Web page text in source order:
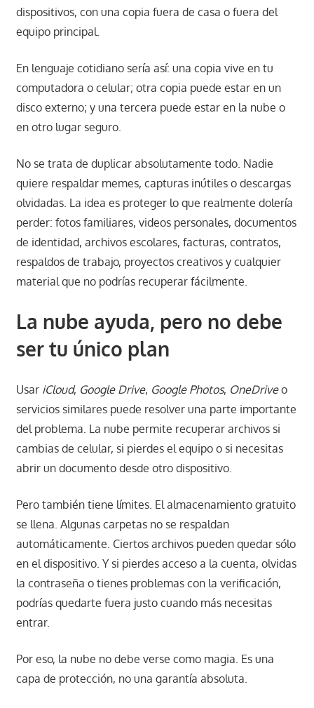
dispositivos, con una copia fuera de casa o fuera del
equipo principal.
En lenguaje cotidiano sería así: una copia vive en tu
computadora o celular; otra copia puede estar en un
disco externo; y una tercera puede estar en la nube o
en otro lugar seguro.
No se trata de duplicar absolutamente todo. Nadie
quiere respaldar memes, capturas inútiles o descargas
olvidadas. La idea es proteger lo que realmente dolería
perder: fotos familiares, videos personales, documentos
de identidad, archivos escolares, facturas, contratos,
respaldos de trabajo, proyectos creativos y cualquier
material que no podrías recuperar fácilmente.
La nube ayuda, pero no debe
ser tu único plan
Usar iCloud, Google Drive, Google Photos, OneDriveo
servicios similares puede resolver una parte importante
del problema. La nube permite recuperar archivos si
cambias de celular, si pierdes el equipo o si necesitas
abrir un documento desde otro dispositivo.
Pero también tiene límites. El almacenamiento gratuito
se llena. Algunas carpetas no se respaldan
automáticamente. Ciertos archivos pueden quedar sólo
en el dispositivo. Y si pierdes acceso a la cuenta, olvidas
la contraseña o tienes problemas con la verificación,
podrías quedarte fuera justo cuando más necesitas
entrar.
Por eso, la nube no debe verse como magia. Es una
capa de protección, no una garantía absoluta.